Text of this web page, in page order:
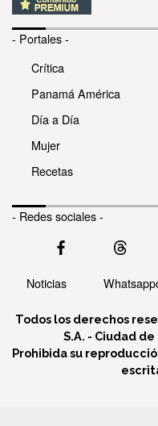
- Portales -
Crítica
Panamá América
Día a Día
Mujer
Recetas
- Redes sociales -
Noticias
Todos los derechos
S.A. - Ciudad
Prohibida su